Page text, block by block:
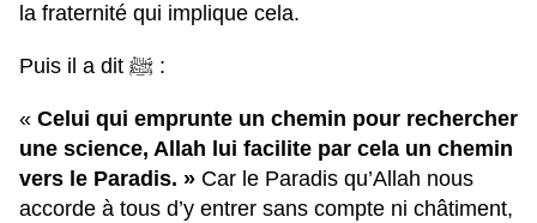
la fraternité qui implique cela.
Puis il a dit ﷺ :
« Celui qui emprunte un chemin pour rechercher
une science, Allah lui facilite par cela un chemin
vers le Paradis. » Car le Paradis qu’Allah nous
accorde à tous d’y entrer sans compte ni châtiment,